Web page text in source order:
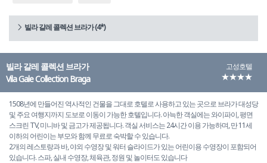
빌라 갈레 콜렉션 브라가 (4*)
빌라 갈레 콜렉션 브라가
Vila Gale Collection Braga
고성호텔
★★★★
1508년에 만들어진 역사적인 건물을 그대로 호텔로 사용하고 있는 곳으로 브라가 대성당
및 주요 여행지까지 도보로 이동이 가능한 호텔입니다. 아늑한 객실에는 와이파이, 평면
스크린 TV, 미니바 및 금고가 제공됩니다. 객실 서비스는 24시간 이용 가능하며, 만 11세
이하의 어린이는 부모와 함께 무료로 숙박할 수 있습니다.
2개의 레스토랑과 바, 야외 수영장 및 워터 슬라이드가 있는 어린이용 수영장이 포함되어
있습니다. 스파, 실내 수영장, 체육관, 정원 및 놀이터도 있습니다